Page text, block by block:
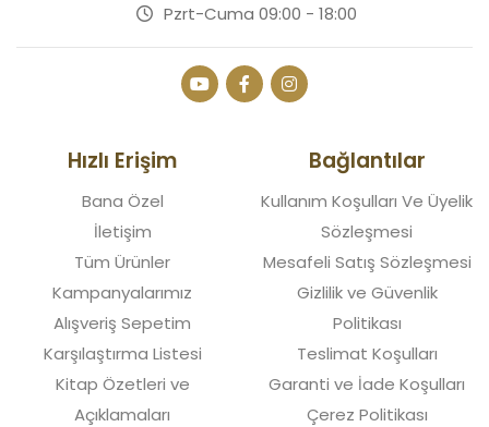
Pzrt-Cuma 09:00 - 18:00
Hızlı Erişim
Bana Özel
İletişim
Tüm Ürünler
Kampanyalarımız
Alışveriş Sepetim
Karşılaştırma Listesi
Kitap Özetleri ve
Açıklamaları
Bağlantılar
Kullanım Koşulları Ve Üyelik
Sözleşmesi
Mesafeli Satış Sözleşmesi
Gizlilik ve Güvenlik
Politikası
Teslimat Koşulları
Garanti ve İade Koşulları
Çerez Politikası